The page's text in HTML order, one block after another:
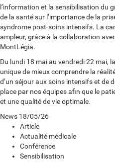
l’information et la sensibilisation du
de la santé sur l’importance de la
syndrome post-soins intensifs. La
ampleur, grâce à la collaboration
MontLégia.
Du lundi 18 mai au vendredi 22 mai,
unique de mieux comprendre la
d’un séjour aux soins intensifs et de
place par nos équipes afin que le
et une qualité de vie optimale.
News 18/05/26
Article
Actualité médicale
Conférence
Sensibilisation